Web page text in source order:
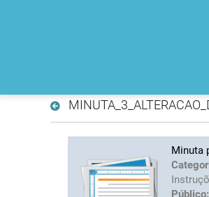
Minuta
Público: